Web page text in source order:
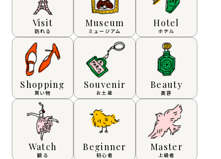
Visit
訪れる
Museum
ミュージアム
Hotel
ホテル
Shopping
買い物
Souvenir
お土産
Beauty
美容
Watch
観る
Beginner
初心者
Master
上級者